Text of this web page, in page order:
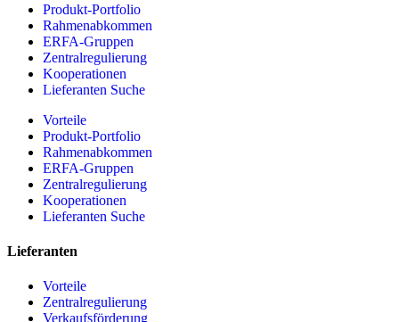
Produkt-Portfolio
Rahmenabkommen
ERFA-Gruppen
Zentralregulierung
Kooperationen
Lieferanten Suche
Vorteile
Produkt-Portfolio
Rahmenabkommen
ERFA-Gruppen
Zentralregulierung
Kooperationen
Lieferanten Suche
Lieferanten
Vorteile
Zentralregulierung
Verkaufsförderung